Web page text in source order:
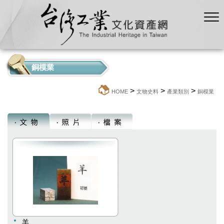
銅模業
HOME > 文物史料 > 產業類別 > 銅模業
羊